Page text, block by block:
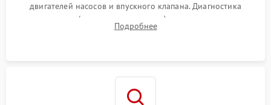
двигателей насосов и впускного клапана. Диагностика
прессостата (датчика уровня воды), датчика мутности,
концевика дверцы и электронного модуля управления.
Подробнее